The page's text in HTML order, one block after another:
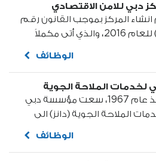
الإعلانات الخارجية (OOH)، نعمل على
إجراءات عملية، سلسة،
لدعم رؤية دبي
والامتثال للوائحها
دبي للامن الاقتصادي
انشاء المركز بموجب القانون رقم
(4) للعام 2016، والذي أتى مكملاً
وتكافح الفساد والجرائم
بموجب القانون مؤسسة عامة
وذو صلاحيات تمكنه من
بالمهام الموكلة إليه
مع الجهات المعنية.
الوظائف
لخدمات الملاحة الجوية
​​ منذ عام 1967، سعت مؤسسة دبي
الملاحة الجوية (دانز) الى
إمارة دبي ودولة الإمارات العربية
الوظائف